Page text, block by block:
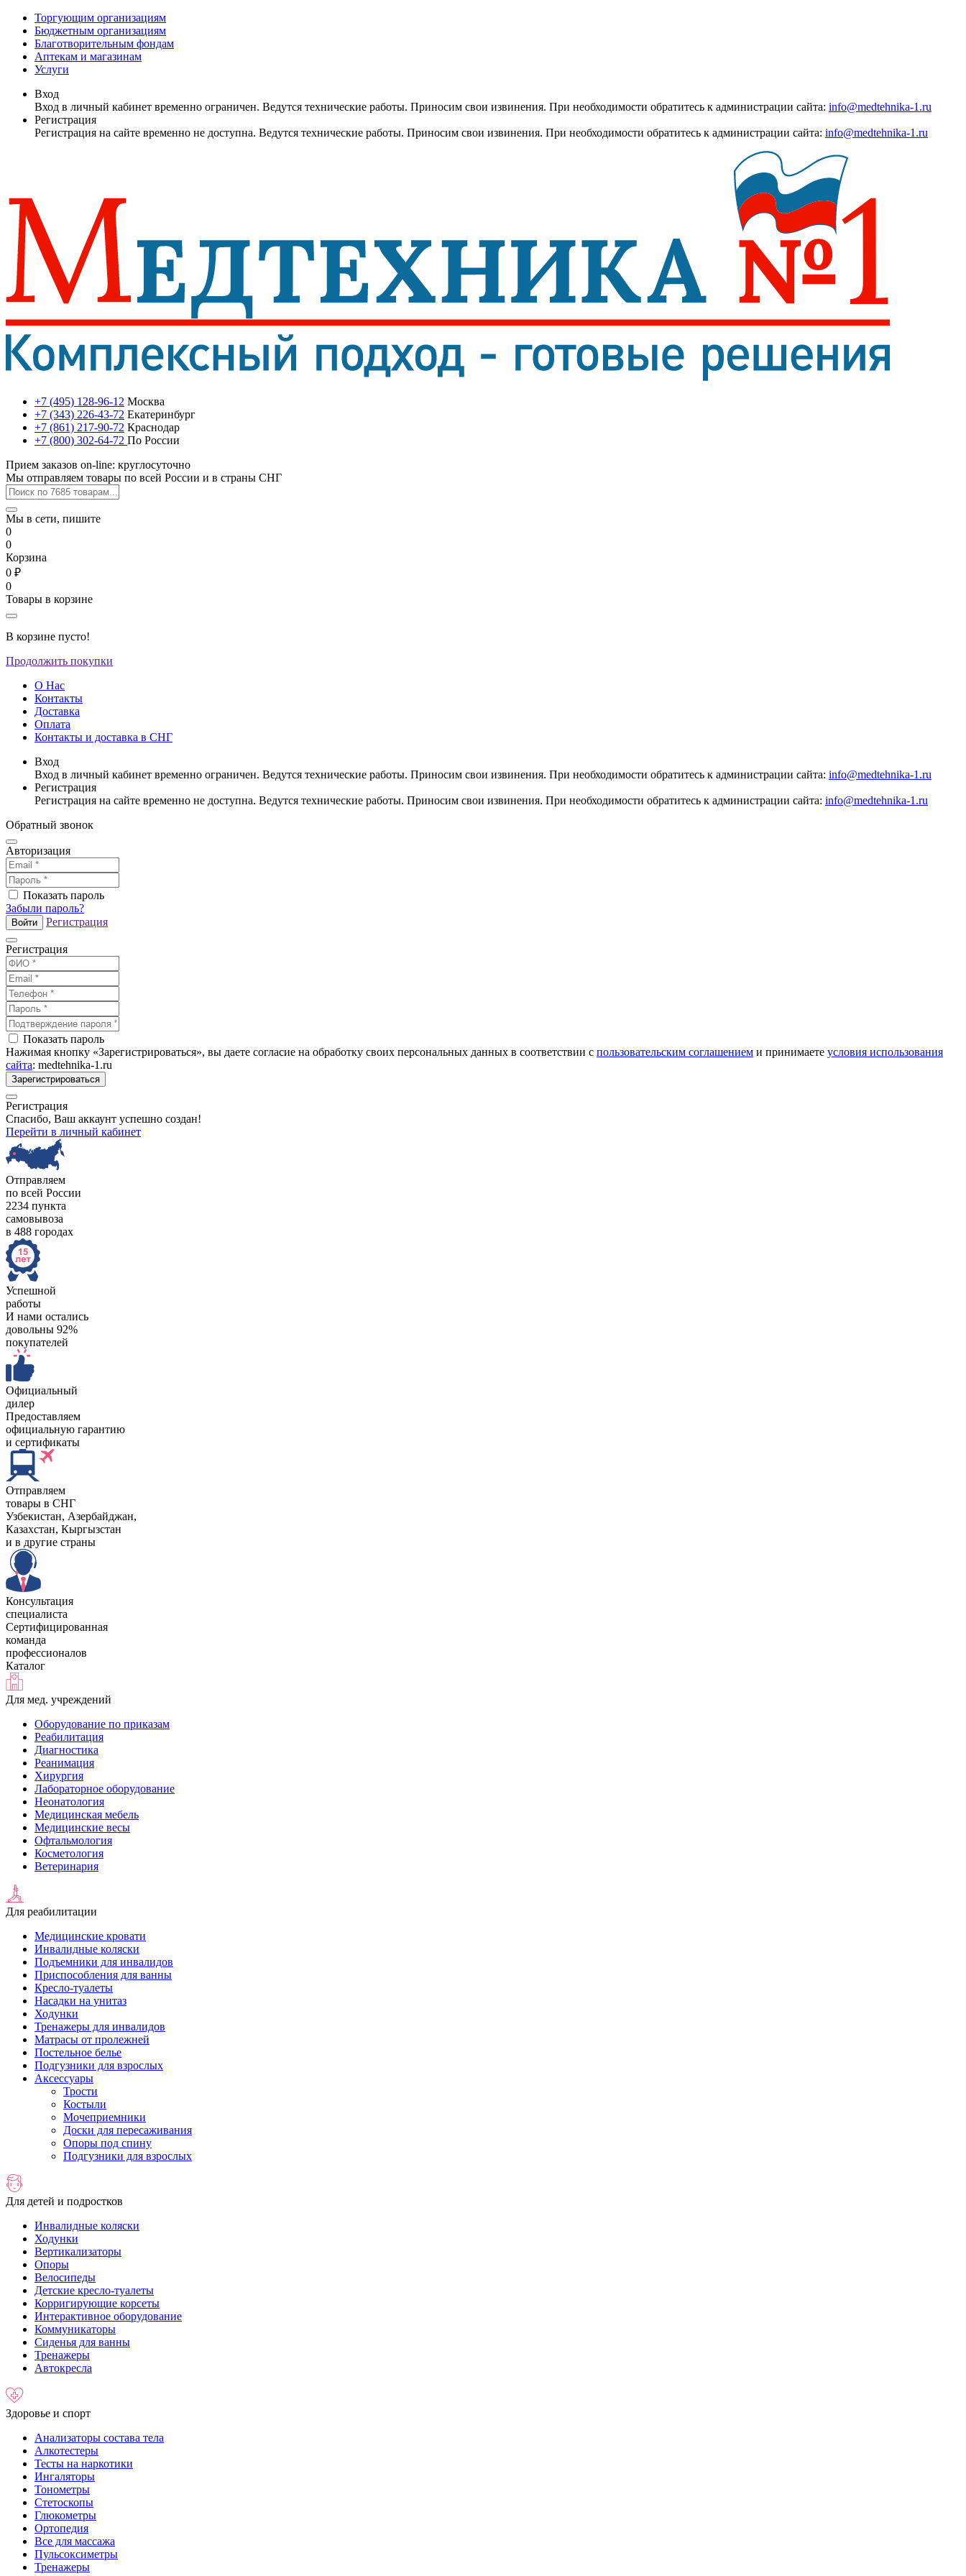
Торгующим организациям
Бюджетным организациям
Благотворительным фондам
Аптекам и магазинам
Услуги
Вход
Вход в личный кабинет временно ограничен. Ведутся технические работы. Приносим свои извинения. При необходимости обратитесь к администрации сайта: info@medtehnika-1.ru
Регистрация
Регистрация на сайте временно не доступна. Ведутся технические работы. Приносим свои извинения. При необходимости обратитесь к администрации сайта: info@medtehnika-1.ru
+7 (495) 128-96-12 Москва
+7 (343) 226-43-72 Екатеринбург
+7 (861) 217-90-72 Краснодар
+7 (800) 302-64-72 По России
Прием заказов on-line: круглосуточно
Мы отправляем товары по всей России и в страны СНГ
Мы в сети, пишите
0
0
Корзина
0 ₽
0
Товары в корзине
В корзине пусто!
Продолжить покупки
О Нас
Контакты
Доставка
Оплата
Контакты и доставка в СНГ
Вход
Вход в личный кабинет временно ограничен. Ведутся технические работы. Приносим свои извинения. При необходимости обратитесь к администрации сайта: info@medtehnika-1.ru
Регистрация
Регистрация на сайте временно не доступна. Ведутся технические работы. Приносим свои извинения. При необходимости обратитесь к администрации сайта: info@medtehnika-1.ru
Обратный звонок
Авторизация
Показать пароль
Забыли пароль?
Войти Регистрация
Регистрация
Показать пароль
Нажимая кнопку «Зарегистрироваться», вы даете согласие на обработку своих персональных данных в соответствии с пользовательским соглашением и принимаете условия использования
сайта: medtehnika-1.ru
Зарегистрироваться
Регистрация
Спасибо, Ваш аккаунт успешно создан!
Перейти в личный кабинет
Отправляем
по всей России
2234 пункта
самовывоза
в 488 городах
Успешной
работы
И нами остались
довольны 92%
покупателей
Официальный
дилер
Предоставляем
официальную гарантию
и сертификаты
Отправляем
товары в СНГ
Узбекистан, Aзербайджан,
Казахстан, Кыргызстан
и в другие страны
Консультация
специалиста
Сертифицированная
команда
профессионалов
Каталог
Для мед. учреждений
Оборудование по приказам
Реабилитация
Диагностика
Реанимация
Хирургия
Лабораторное оборудование
Неонатология
Медицинская мебель
Медицинские весы
Офтальмология
Косметология
Ветеринария
Для реабилитации
Медицинские кровати
Инвалидные коляски
Подъемники для инвалидов
Приспособления для ванны
Кресло-туалеты
Насадки на унитаз
Ходунки
Тренажеры для инвалидов
Матрасы от пролежней
Постельное белье
Подгузники для взрослых
Аксессуары
Трости
Костыли
Мочеприемники
Доски для пересаживания
Опоры под спину
Подгузники для взрослых
Для детей и подростков
Инвалидные коляски
Ходунки
Вертикализаторы
Опоры
Велосипеды
Детские кресло-туалеты
Корригирующие корсеты
Интерактивное оборудование
Коммуникаторы
Сиденья для ванны
Тренажеры
Автокресла
Здоровье и спорт
Анализаторы состава тела
Алкотестеры
Тесты на наркотики
Ингаляторы
Тонометры
Стетоскопы
Глюкометры
Ортопедия
Все для массажа
Пульсоксиметры
Тренажеры